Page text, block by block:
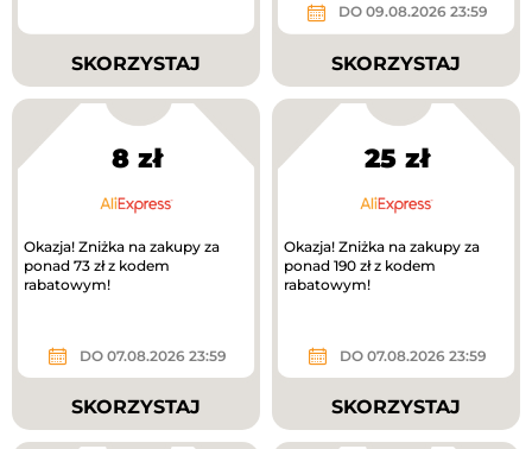
SKORZYSTAJ
DO 09.08.2026 23:59
SKORZYSTAJ
8 zł
Okazja! Zniżka na zakupy za
ponad 73 zł z kodem
rabatowym!
DO 07.08.2026 23:59
SKORZYSTAJ
25 zł
Okazja! Zniżka na zakupy za
ponad 190 zł z kodem
rabatowym!
DO 07.08.2026 23:59
SKORZYSTAJ